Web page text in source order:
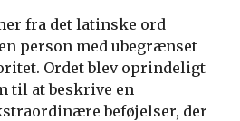
fra det latinske ord
person med ubegrænset
Ordet blev oprindeligt
til at beskrive en
beføjelser, der